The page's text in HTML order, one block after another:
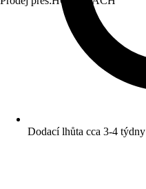
Dodací lhůta cca 3-4 týdny